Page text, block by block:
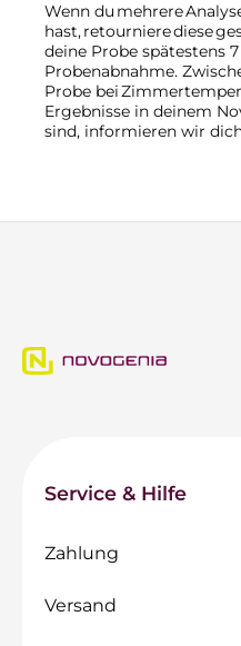
Wenn du mehrere
hast, retourniere diese
deine Probe spätestens
Probenabnahme.
Probe bei
Ergebnisse in deinem
sind, informieren wir
Service & Hilfe
Zahlung
Versand